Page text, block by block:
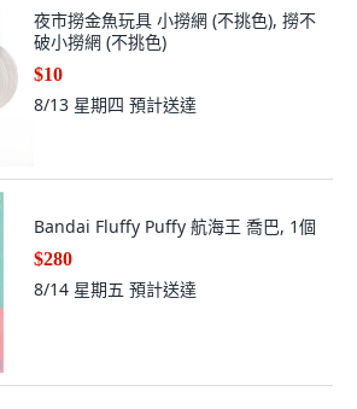
夜市撈金魚玩具 小撈網 (不挑色), 撈不
破小撈網 (不挑色)
$10
8/13 星期四 預計送達
Bandai Fluffy Puffy 航海王 喬巴, 1個
$280
8/14 星期五 預計送達